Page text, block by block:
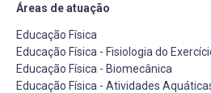
Áreas de atuação
Educação Física
Educação Física - Fisiologia do
Educação Física - Biomecânica
Educação Física - Atividades